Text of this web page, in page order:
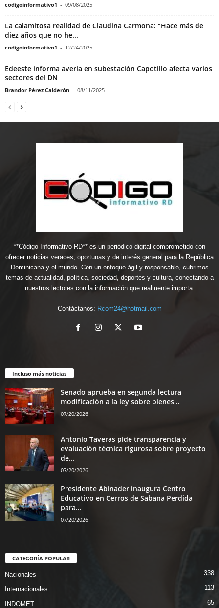
codigoinformativo1 - 09/08/2025
La calamitosa realidad de Claudina Carmona: “Hace más de
diez años que no he...
codigoinformativo1 - 12/24/2025
Edeeste informa avería en subestación Capotillo afecta varios
sectores del DN
Brandor Pérez Calderón - 08/11/2025
**Código Informativo RD** es un periódico digital comprometido con
ofrecer noticias veraces, oportunas y de interés general para la República
Dominicana y el mundo. Con un enfoque ágil y responsable, cubrimos
temas de actualidad, política, sociedad, deportes y cultura, conectando a
nuestros lectores con la información que realmente importa.
Contáctanos: Rcom24@hotmail.com
Incluso más noticias
Senado aprueba en segunda lectura
modificación a la ley sobre bienes...
07/20/2026
Antonio Taveras pide transparencia y
evaluación técnica rigurosa sobre proyecto
de...
07/20/2026
Presidente Abinader inaugura Centro
Educativo en Cerros de Sabana Perdida
para...
07/20/2026
CATEGORÍA POPULAR
Nacionales 338
Internacionales 113
INDOMET 65